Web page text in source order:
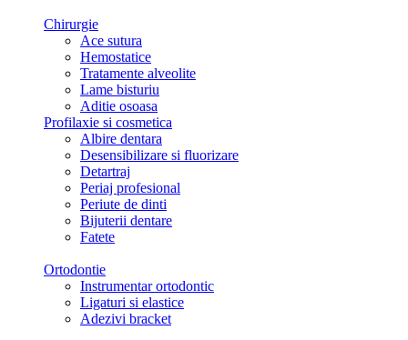
Chirurgie
Ace sutura
Hemostatice
Tratamente alveolite
Lame bisturiu
Aditie osoasa
Profilaxie si cosmetica
Albire dentara
Desensibilizare si fluorizare
Detartraj
Periaj profesional
Periute de dinti
Bijuterii dentare
Fatete
Ortodontie
Instrumentar ortodontic
Ligaturi si elastice
Adezivi bracket